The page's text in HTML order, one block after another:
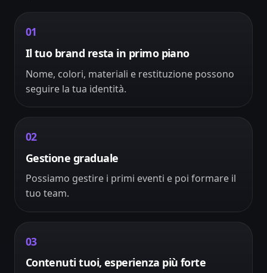
01
Il tuo brand resta in primo piano
Nome, colori, materiali e restituzione possono
seguire la tua identità.
02
Gestione graduale
Possiamo gestire i primi eventi e poi formare il
tuo team.
03
Contenuti tuoi, esperienza più forte